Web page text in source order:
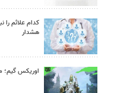
کدام علائم
هشدار
اوریکس گیم؛